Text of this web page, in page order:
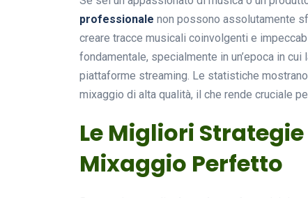
professionale non possono assolutamente
creare tracce musicali coinvolgenti e
fondamentale, specialmente in un’epoca in
piattaforme streaming. Le statistiche
mixaggio di alta qualità, il che rende cruciale
Le Migliori
Mixaggio Perfetto